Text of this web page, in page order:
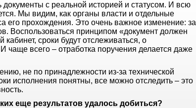
документы с реальной историей и статусом. И всю
Мы видим, как органы власти и отдельные
его прохождения. Это очень важное изменение: за
Воспользоваться принципом «документ должен
сроки будут отслеживаться, о
чаще всего – отработка поручения делается даже
не по принадлежности из-за технической
исполнения понятны, все можно отследить – это
еще результатов удалось добиться?